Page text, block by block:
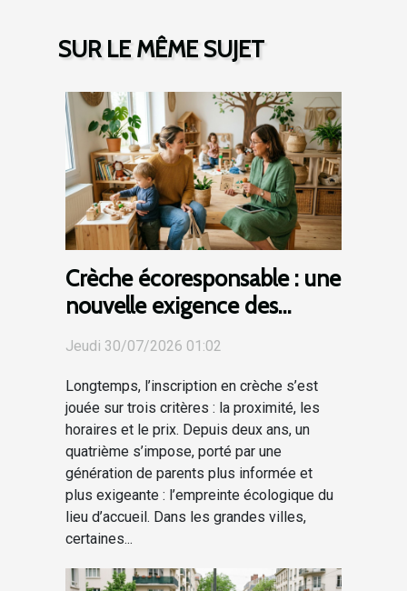
SUR LE MÊME SUJET
Crèche écoresponsable : une
nouvelle exigence des
Jeudi 30/07/2026 01:02
Longtemps, l’inscription en crèche s’est
jouée sur trois critères : la proximité, les
horaires et le prix. Depuis deux ans, un
quatrième s’impose, porté par une
génération de parents plus informée et
plus exigeante : l’empreinte écologique du
lieu d’accueil. Dans les grandes villes,
certaines...